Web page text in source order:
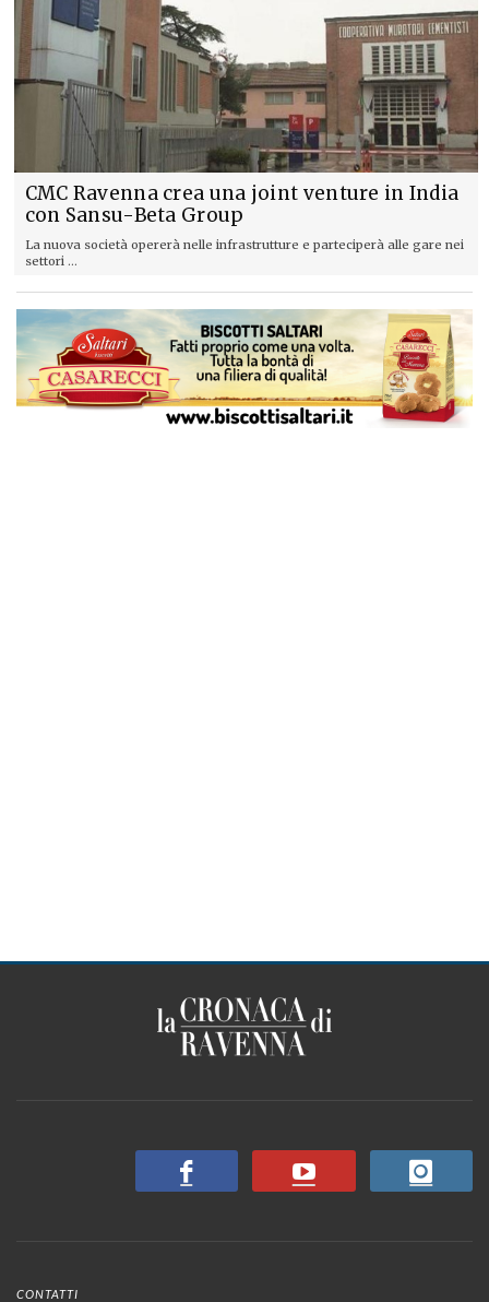
CMC Ravenna crea una joint venture in India
con Sansu-Beta Group
La nuova società opererà nelle infrastrutture e parteciperà alle gare nei
settori ...
CONTATTI